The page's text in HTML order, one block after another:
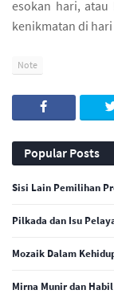
esokan hari, atau
kenikmatan di hari
Note
Popular Posts
Sisi Lain Pemilihan
Pilkada dan Isu
Mozaik Dalam
Mirna Munir dan Habil